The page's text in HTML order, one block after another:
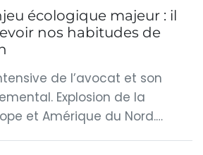
écologique majeur : il
nos habitudes de
de l’avocat et son
Explosion de la
et Amérique du Nord.…